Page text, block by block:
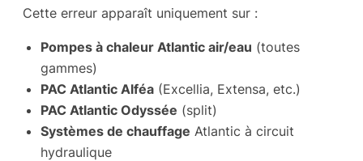
Cette erreur apparaît uniquement sur :
Pompes à chaleur Atlantic air/eau (toutes
gammes)
PAC Atlantic Alféa (Excellia, Extensa, etc.)
PAC Atlantic Odyssée (split)
Systèmes de chauffage Atlantic à circuit
hydraulique